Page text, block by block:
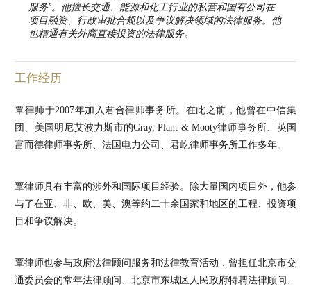
服务”。他擅长交通、能源和化工行业的私营和国有公司在
项目融资、行政审批合规以及争议解决领域的法律服务。他
也精通有关外商直接投资的法律服务。
工作经历
覃律师于2007年加入君合律师事务所。在此之前，他曾在中信集
团、美国明尼艾波力斯市的Gray, Plant & Mooty律师事务所、英国
富而德律师事务所、法国电力公司、君屹律师事务所工作多年。
覃律师具有丰富的涉外和国际项目经验。除大量国内项目外，他参
与了在亚、非、欧、美、澳等约二十余国家和地区的工程、投资项
目和争议解决。
覃律师也参与政府法律顾问服务和法律教育活动，曾担任北京市交
通委员会的常年法律顾问、北京市东城区人民政府特聘法律顾问、